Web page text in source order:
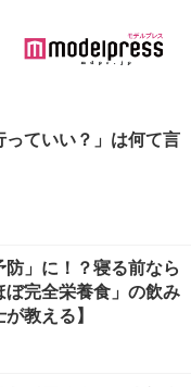
ていい？」は何て言
」に！？寝る前なら
完全栄養食」の飲み
教える】